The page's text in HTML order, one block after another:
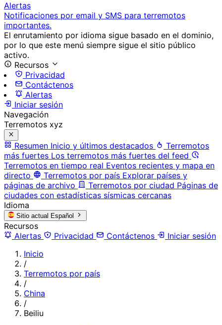
Alertas
Notificaciones por email y SMS para terremotos
importantes.
El enrutamiento por idioma sigue basado en el dominio,
por lo que este menú siempre sigue el sitio público
activo.
Recursos
Privacidad
Contáctenos
Alertas
Iniciar sesión
Navegación
Terremotos xyz
Resumen Inicio y últimos destacados
Terremotos
más fuertes Los terremotos más fuertes del feed
Terremotos en tiempo real Eventos recientes y mapa en
directo
Terremotos por país Explorar países y
páginas de archivo
Terremotos por ciudad Páginas de
ciudades con estadísticas sísmicas cercanas
Idioma
Sitio actual Español
Recursos
Alertas
Privacidad Contáctenos
Iniciar sesión
Inicio
/
Terremotos por país
/
China
/
Beiliu